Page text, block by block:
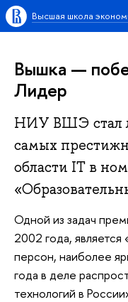
Высшая школа
Вышка —
Лидер
НИУ ВШЭ стал
самых
области IT в
Одной из задач
2002 года,
персон, наиболее
года в деле
технологий в